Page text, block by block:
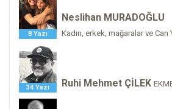
8 Yazı
Neslihan MURADOĞLU
Kadın, erkek, mağaralar ve Can
34 Yazı Ruhi Mehmet ÇİLEK